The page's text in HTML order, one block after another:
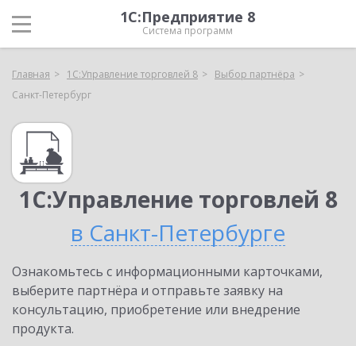
1С:Предприятие 8
Система программ
Главная 1С:Управление торговлей 8
Выбор партнёра
Санкт-Петербург
1С:Управление торговлей 8
в Санкт-Петербурге
Ознакомьтесь с информационными карточками,
выберите партнёра и отправьте заявку на
консультацию, приобретение или внедрение
продукта.